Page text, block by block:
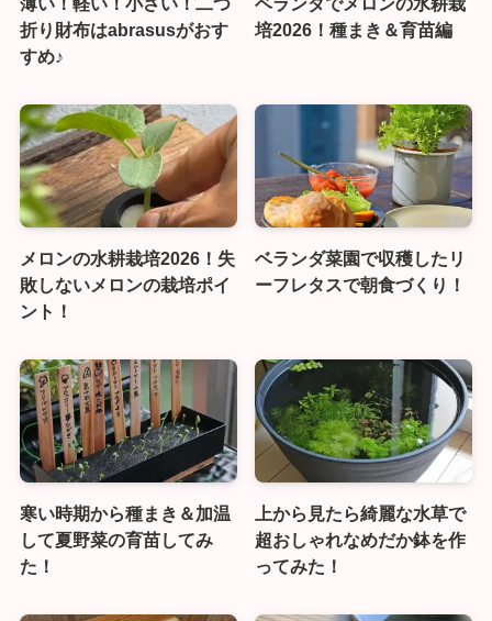
折り財布はabrasusがおす
すめ♪
培2026！種まき＆育苗編
メロンの水耕栽培2026！失
敗しないメロンの栽培ポイ
ント！
ベランダ菜園で収穫したリ
ーフレタスで朝食づくり！
寒い時期から種まき＆加温
して夏野菜の育苗してみ
た！
上から見たら綺麗な水草で
超おしゃれなめだか鉢を作
ってみた！